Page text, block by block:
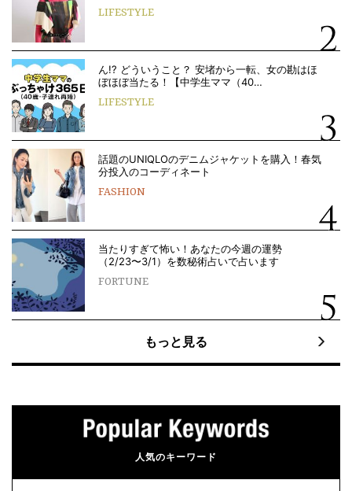
LIFESTYLE
ん!? どういうこと？ 安堵から一転、女の勘はほ
ぼほぼ当たる！【中学生ママ（40…
LIFESTYLE
話題のUNIQLOのデニムジャケットを購入！春気
分投入のコーディネート
FASHION
当たりすぎて怖い！あなたの今週の運勢
（2/23〜3/1）を数秘術占いで占います
FORTUNE
もっと見る
人気のキーワード